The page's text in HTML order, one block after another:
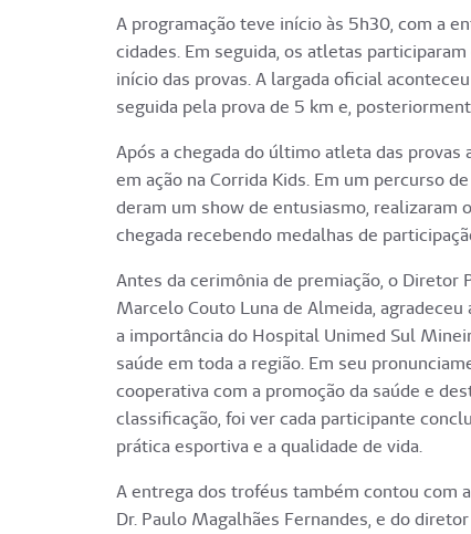
A programação teve início às 5h30, com a
cidades. Em seguida, os atletas
início das provas. A largada oficial
seguida pela prova de 5 km e,
Após a chegada do último atleta das provas
em ação na Corrida Kids. Em um percurso
deram um show de entusiasmo, realizaram
chegada recebendo medalhas de
Antes da cerimônia de premiação, o Diretor
Marcelo Couto Luna de Almeida,
a importância do Hospital Unimed Sul
saúde em toda a região. Em seu
cooperativa com a promoção da saúde e
classificação, foi ver cada participante
prática esportiva e a qualidade de vida.
A entrega dos troféus também contou com
Dr. Paulo Magalhães Fernandes, e do